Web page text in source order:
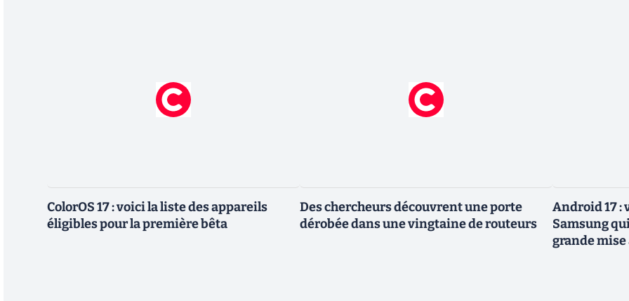
ColorOS 17 : voici la liste des appareils
éligibles pour la première bêta
Des chercheurs découvrent une porte
dérobée dans une vingtaine de routeurs
Android 17 :
Samsung
grande mise